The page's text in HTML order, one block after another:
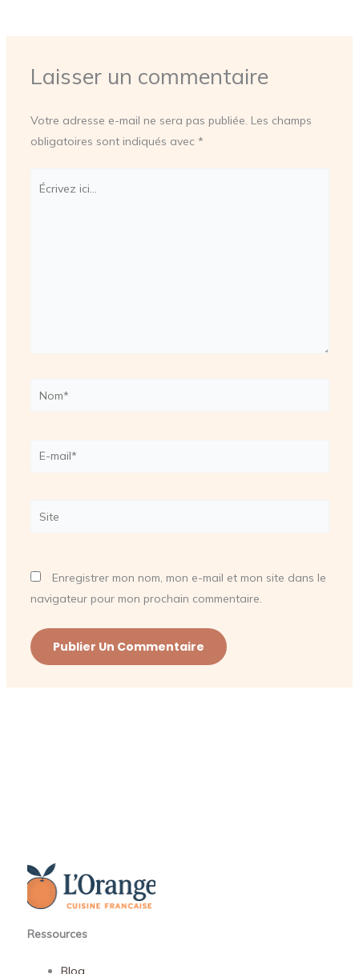
Laisser un commentaire
Votre adresse e-mail ne sera pas publiée. Les champs
obligatoires sont indiqués avec *
Nom*
E-
Site
Enregistrer mon nom, mon e-mail et mon site dans le
navigateur pour mon prochain commentaire.
Ressources
Blog